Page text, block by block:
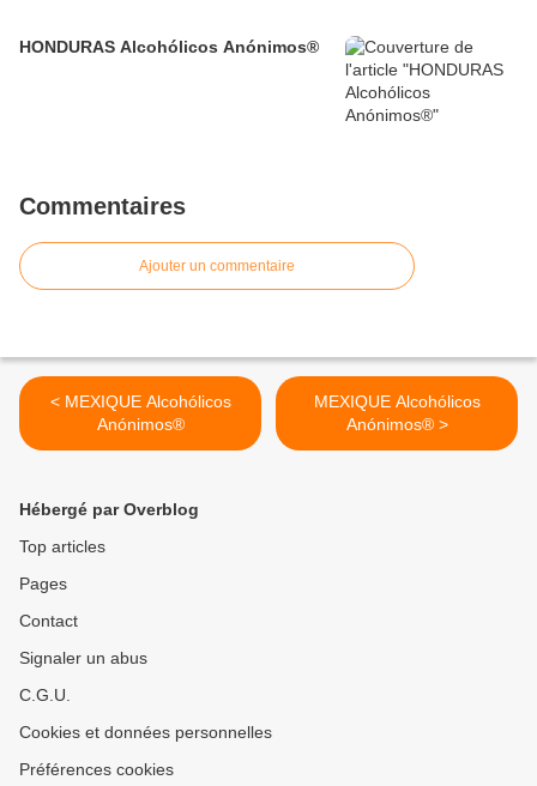
HONDURAS Alcohólicos Anónimos®
Commentaires
Ajouter un commentaire
< MEXIQUE Alcohólicos
Anónimos®
MEXIQUE Alcohólicos
Anónimos® >
Hébergé par Overblog
Top articles
Pages
Contact
Signaler un abus
C.G.U.
Cookies et données personnelles
Préférences cookies